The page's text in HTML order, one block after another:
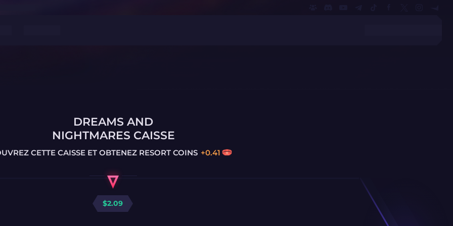
DREAMS AND
NIGHTMARES CAISSE
CETTE CAISSE ET OBTENEZRESORT COINS +0.41
$2.09